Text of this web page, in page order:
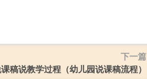
下一篇
稿说教学过程（幼儿园说课稿流程）